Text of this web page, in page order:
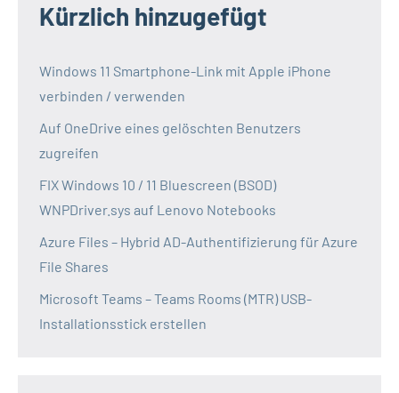
Kürzlich hinzugefügt
Windows 11 Smartphone-Link mit Apple iPhone
verbinden / verwenden
Auf OneDrive eines gelöschten Benutzers
zugreifen
FIX Windows 10 / 11 Bluescreen (BSOD)
WNPDriver.sys auf Lenovo Notebooks
Azure Files – Hybrid AD-Authentifizierung für Azure
File Shares
Microsoft Teams – Teams Rooms (MTR) USB-
Installationsstick erstellen